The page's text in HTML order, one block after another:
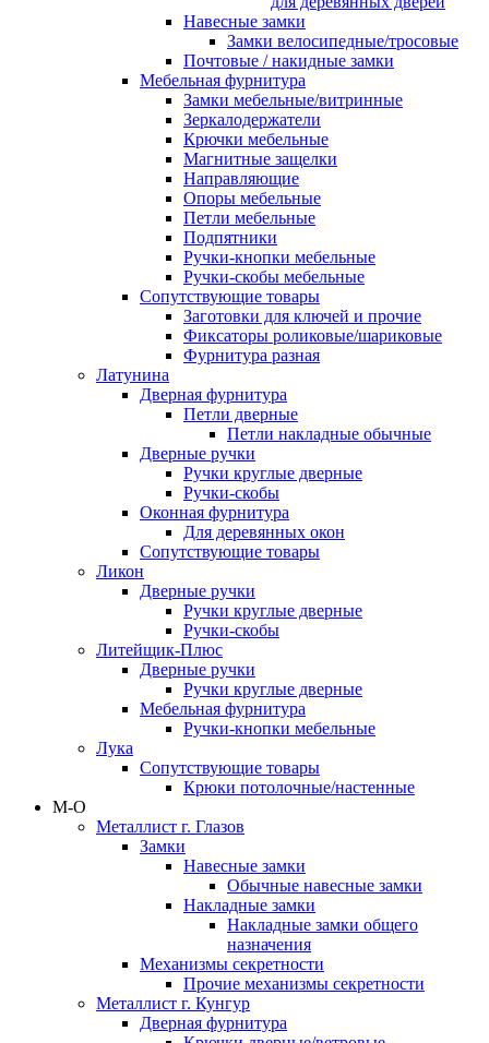
Навесные замки
Замки велосипедные/тросовые
Почтовые / накидные замки
Мебельная фурнитура
Замки мебельные/витринные
Зеркалодержатели
Крючки мебельные
Магнитные защелки
Направляющие
Опоры мебельные
Петли мебельные
Подпятники
Ручки-кнопки мебельные
Ручки-скобы мебельные
Сопутствующие товары
Заготовки для ключей и прочие
Фиксаторы роликовые/шариковые
Фурнитура разная
Латунина
Дверная фурнитура
Петли дверные
Петли накладные обычные
Дверные ручки
Ручки круглые дверные
Ручки-скобы
Оконная фурнитура
Для деревянных окон
Сопутствующие товары
Ликон
Дверные ручки
Ручки круглые дверные
Ручки-скобы
Литейщик-Плюс
Дверные ручки
Ручки круглые дверные
Мебельная фурнитура
Ручки-кнопки мебельные
Лука
Сопутствующие товары
Крюки потолочные/настенные
М-О
Металлист г. Глазов
Замки
Навесные замки
Обычные навесные замки
Накладные замки
Накладные замки общего
назначения
Механизмы секретности
Прочие механизмы секретности
Металлист г. Кунгур
Дверная фурнитура